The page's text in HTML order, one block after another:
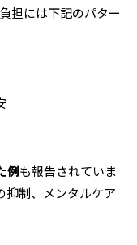
担には下記のパター
例も報告されていま
抑制、メンタルケア